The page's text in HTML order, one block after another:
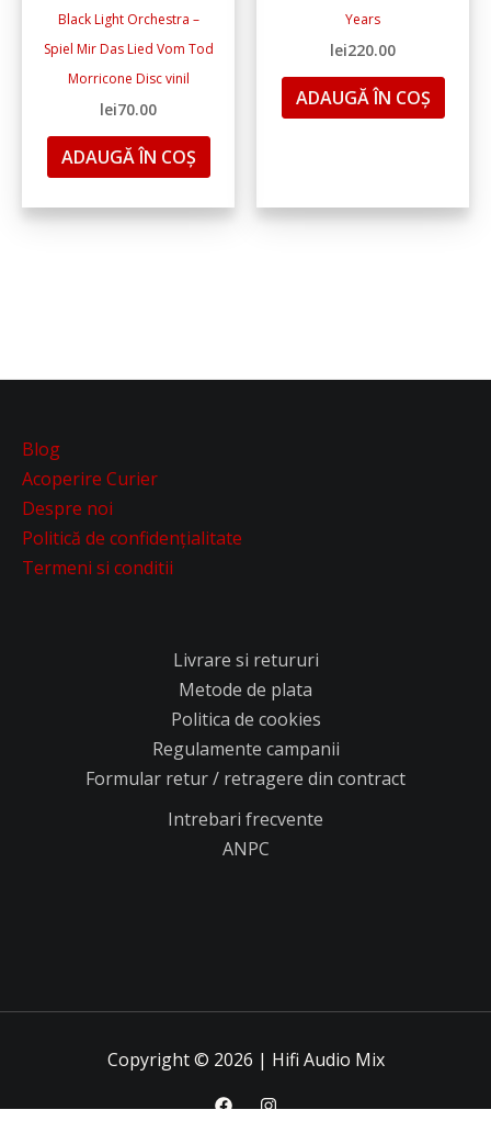
Black Light Orchestra ‎–
Spiel Mir Das Lied Vom Tod
Morricone Disc vinil
lei70.00
ADAUGĂ ÎN COȘ
Years
lei220.00
ADAUGĂ ÎN COȘ
Blog
Acoperire Curier
Despre noi
Politică de confidențialitate
Termeni si conditii
Livrare si retururi
Metode de plata
Politica de cookies
Regulamente campanii
Formular retur / retragere din contract
Intrebari frecvente
ANPC
Copyright © 2026 | Hifi Audio Mix